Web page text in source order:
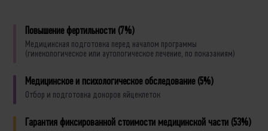
Повышение фертильности (7%)
Медицинская подготовка перед началом программы
(гинекологическое или аутологическое лечение, по показаниям)
Медицинское и психологическое обследование (5%)
Отбор и подготовка доноров яйцеклеток
Гарантия фиксированной стоимости медицинской части (53%)